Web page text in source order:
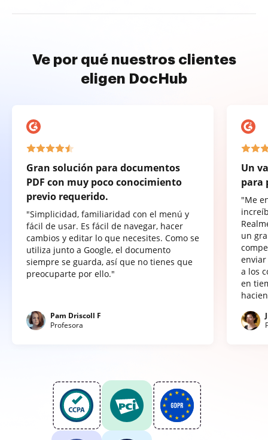
Ve por qué nuestros clientes
eligen DocHub
Gran solución para documentos
PDF con muy poco conocimiento
previo requerido.
"Simplicidad, familiaridad con el menú y
fácil de usar. Es fácil de navegar, hacer
cambios y editar lo que necesites. Como se
utiliza junto a Google, el documento
siempre se guarda, así que no tienes que
preocuparte por ello."
Pam Driscoll F
Profesora
Un
para
"Me
un
a los
en